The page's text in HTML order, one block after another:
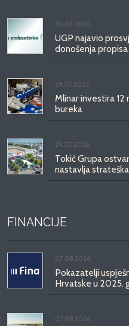
30.07.2026.
UGP najavio
donošenja propisa
29.07.2026.
Mlinar investira 12
bureka
29.07.2026.
Tokić Grupa
nastavlja
FINANCIJE
07.08.2026.
Pokazatelji
Hrvatske u 2025.
07.08.2026.